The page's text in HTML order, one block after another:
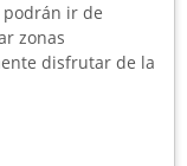
ir de
zonas
disfrutar de la